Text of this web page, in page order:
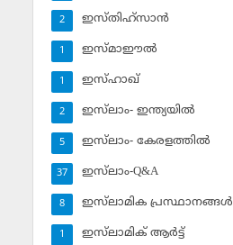
ഇസ്തിഹ്‌സാന്‍
2
ഇസ്മാഈല്‍
1
ഇസ്ഹാഖ്‌
1
ഇസ്‌ലാം- ഇന്ത്യയില്‍
2
ഇസ്‌ലാം- കേരളത്തില്‍
5
ഇസ്‌ലാം-Q&A
37
ഇസ്‌ലാമിക പ്രസ്ഥാനങ്ങള്‍
8
ഇസ്‌ലാമിക് ആര്‍ട്ട്
1